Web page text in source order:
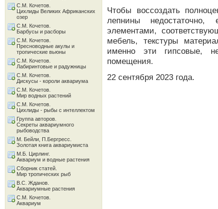
Чтобы воссоздать
лепнины
элементами,
мебель, текстуры
именно эти гипсовые,
помещения.
22 сентября 2023 года.
С.М. Кочетов.
Цихлиды Великих Африканских
озер
С.М. Кочетов.
Барбусы и расборы
С.М. Кочетов.
Пресноводные акулы и
тропические вьюны
С.М. Кочетов.
Лабиринтовые и радужницы
С.М. Кочетов.
Дискусы - короли аквариума
С.М. Кочетов.
Мир водных растений
С.М. Кочетов.
Цихлиды - рыбы с интеллектом
Группа авторов.
Секреты аквариумного
рыбоводства
М. Бейли, П.Бергресс.
Золотая книга аквариумиста
М.Б. Цирлинг.
Аквариум и водные растения
Сборник статей.
Мир тропических рыб
В.С. Жданов.
Аквариумные растения
С.М. Кочетов.
Аквариум